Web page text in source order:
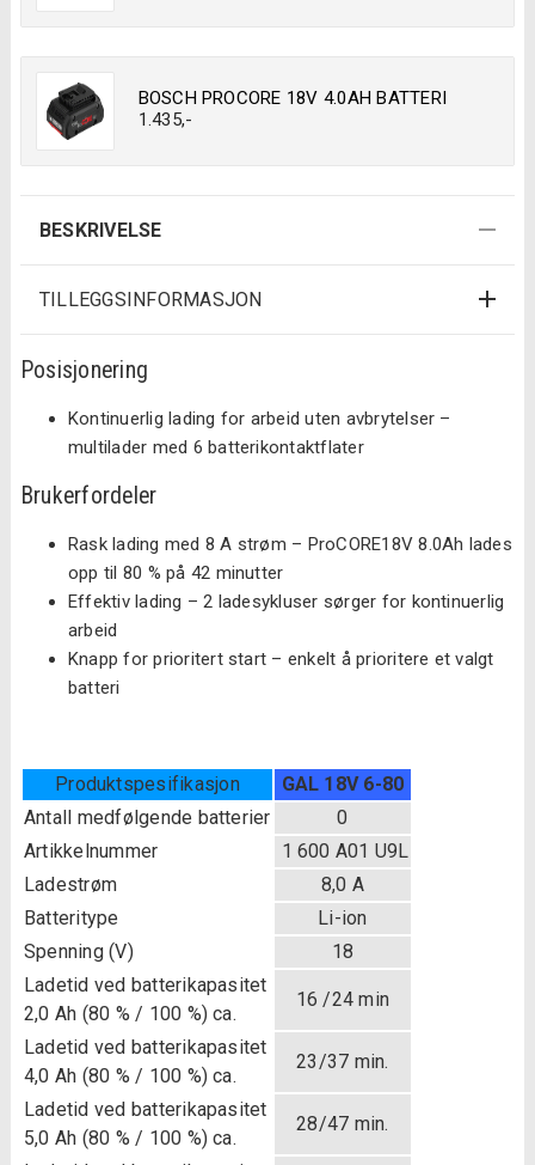
BOSCH PROCORE 18V 4.0AH BATTERI
1.435,-
BESKRIVELSE
TILLEGGSINFORMASJON
Posisjonering
Kontinuerlig lading for arbeid uten avbrytelser –
multilader med 6 batterikontaktflater
Brukerfordeler
Rask lading med 8 A strøm – ProCORE18V 8.0Ah lades
opp til 80 % på 42 minutter
Effektiv lading – 2 ladesykluser sørger for kontinuerlig
arbeid
Knapp for prioritert start – enkelt å prioritere et valgt
batteri
Produktspesifikasjon
GAL 18V 6-80
Antall medfølgende batterier
0
Artikkelnummer
1 600 A01 U9L
Ladestrøm
8,0 A
Batteritype
Li-ion
Spenning (V)
18
Ladetid ved batterikapasitet
2,0 Ah (80 % / 100 %) ca.
16 /24 min
Ladetid ved batterikapasitet
4,0 Ah (80 % / 100 %) ca.
23/37 min.
Ladetid ved batterikapasitet
5,0 Ah (80 % / 100 %) ca.
28/47 min.